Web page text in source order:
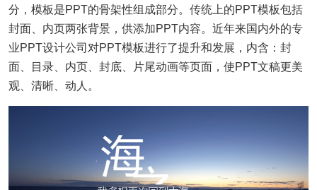
分，模板是PPT的骨架性组成部分。传统上的PPT模板包括
封面、内页两张背景，供添加PPT内容。近年来国内外的专
业PPT设计公司对PPT模板进行了提升和发展，内含：封
面、目录、内页、封底、片尾动画等页面，使PPT文稿更美
观、清晰、动人。